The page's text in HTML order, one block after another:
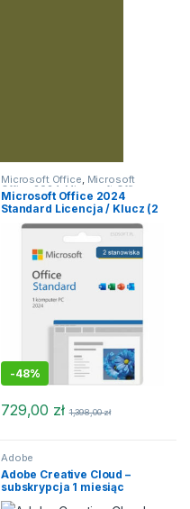
Microsoft Office, Microsoft
Office 2024,Microsoft Office
2024 MacOS,Microsoft Office
2024 macOS,Office dla MacOS
Microsoft Office 2024
Standard Licencja / Klucz (2
stanowiska)
-48%
729,00 zł 1,398,00zł
Adobe
Adobe Creative Cloud –
subskrypcja 1 miesiąc